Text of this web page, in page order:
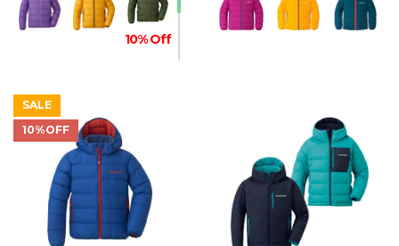
10% Off
20% Off
SALE
10%OFF